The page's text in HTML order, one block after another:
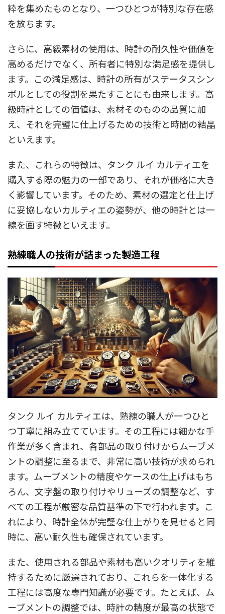
粋を集めたものとなり、一つひとつが特別な存在感
を放ちます。
さらに、高級素材の使用は、時計の耐久性や価値を
高めるだけでなく、所有者に特別な満足感を提供し
ます。この満足感は、時計の所有がステータスシン
ボルとしての役割を果たすことにも由来します。高
級時計としての価値は、素材そのものの品質に加
え、それを完璧に仕上げるための技術と時間の結晶
といえます。
また、これらの特徴は、タンク ルイ カルティエを
購入する際の魅力の一部であり、それが価格に大き
く影響しています。そのため、素材の選定と仕上げ
に妥協しないカルティエの姿勢が、他の時計とは一
線を画す特徴といえます。
熟練職人の技術が詰まった製造工程
タンク ルイ カルティエは、熟練の職人が一つひと
つ丁寧に組み立てています。その工程には細かな手
作業が多く含まれ、各部品の取り付けからムーブメ
ントの調整に至るまで、非常に高い技術が求められ
ます。ムーブメントの精度やケースの仕上げはもち
ろん、文字盤の取り付けやリューズの調整など、す
べての工程が厳密な品質基準の下で行われます。こ
れにより、時計全体が完璧な仕上がりを見せると同
時に、高い耐久性も確保されています。
また、使用される部品や素材も高いクオリティを維
持するために厳選されており、これらを一体化する
工程には高度な専門知識が必要です。たとえば、ム
ーブメントの調整では、時計の精度が最高の状態で